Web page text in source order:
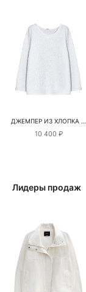
ДЖЕМПЕР ИЗ ХЛОПКА С ПАЙЕТКАМИ И ЛЮРЕКСОМ
10 400 ₽
Лидеры продаж